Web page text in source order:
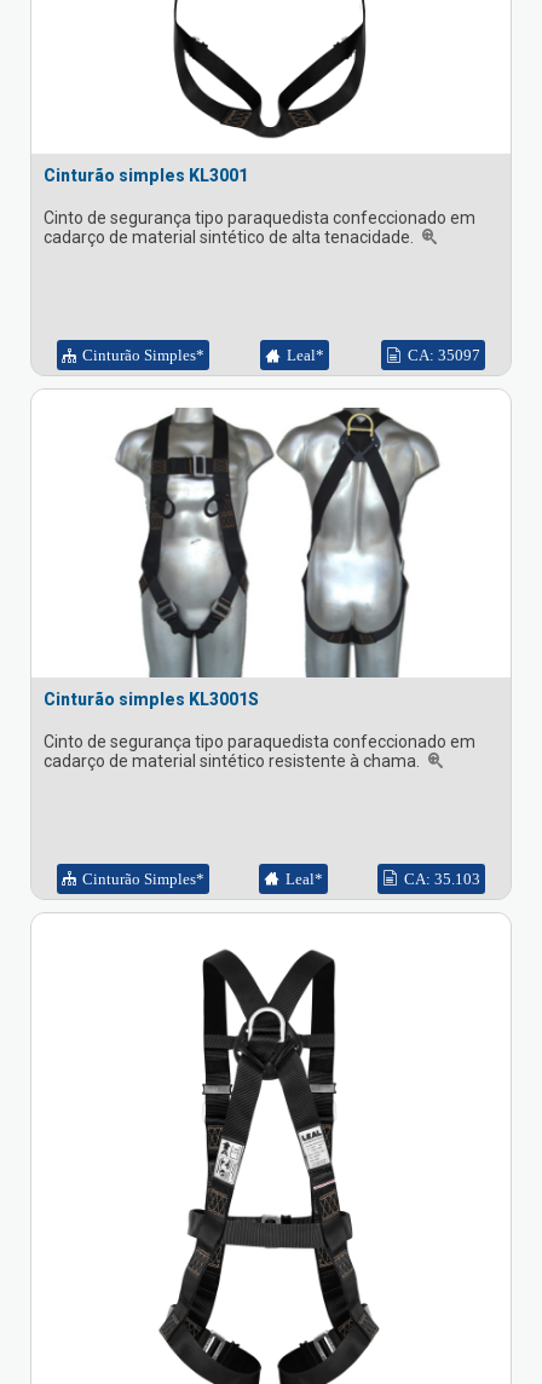
Cinturão simples KL3001
Cinto de segurança tipo paraquedista confeccionado em
cadarço de material sintético de alta tenacidade.
Cinturão Simples* Leal* CA: 35097
Cinturão simples KL3001S
Cinto de segurança tipo paraquedista confeccionado em
cadarço de material sintético resistente à chama.
Cinturão Simples* Leal* CA: 35.103